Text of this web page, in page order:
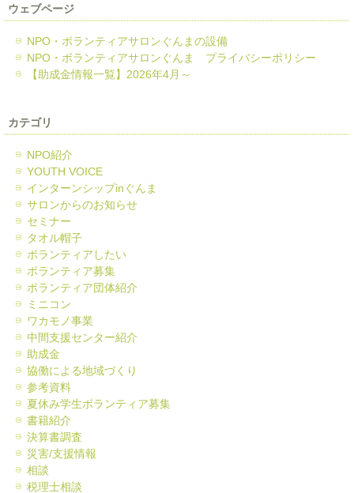
ウェブページ
NPO・ボランティアサロンぐんまの設備
NPO・ボランティアサロンぐんま プライバシーポリシー
【助成金情報一覧】2026年4月～
カテゴリ
NPO紹介
YOUTH VOICE
インターンシップinぐんま
サロンからのお知らせ
セミナー
タオル帽子
ボランティアしたい
ボランティア募集
ボランティア団体紹介
ミニコン
ワカモノ事業
中間支援センター紹介
助成金
協働による地域づくり
参考資料
夏休み学生ボランティア募集
書籍紹介
決算書調査
災害/支援情報
相談
税理士相談